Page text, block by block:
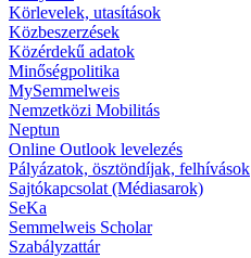
Körlevelek, utasítások
Közbeszerzések
Közérdekű adatok
Minőségpolitika
MySemmelweis
Nemzetközi Mobilitás
Neptun
Online Outlook levelezés
Pályázatok, ösztöndíjak, felhívások
Sajtókapcsolat (Médiasarok)
SeKa
Semmelweis Scholar
Szabályzattár